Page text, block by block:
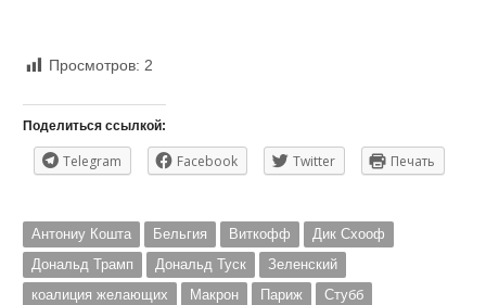
Просмотров: 2
Поделиться ссылкой:
Telegram Facebook Twitter Печать
Антониу Кошта Бельгия Виткофф
Дик Схооф
Дональд Трамп
Дональд Туск
Зеленский
коалиция желающих
Макрон Париж
Стубб